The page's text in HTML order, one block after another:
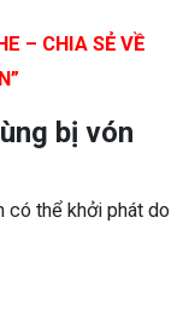
– CHIA SẺ VỀ
bị vón
có thể khởi phát do